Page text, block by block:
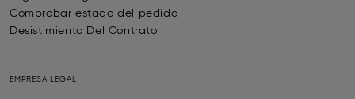
Comprobar estado del pedido
Desistimiento Del Contrato
EMPRESA LEGAL